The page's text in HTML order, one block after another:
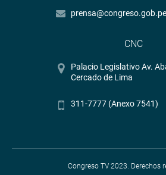
prensa@congreso.gob.pe
CNC
Palacio Legislativo Av.
Cercado de Lima
311-7777 (Anexo 7541)
Congreso TV 2023. Derechos